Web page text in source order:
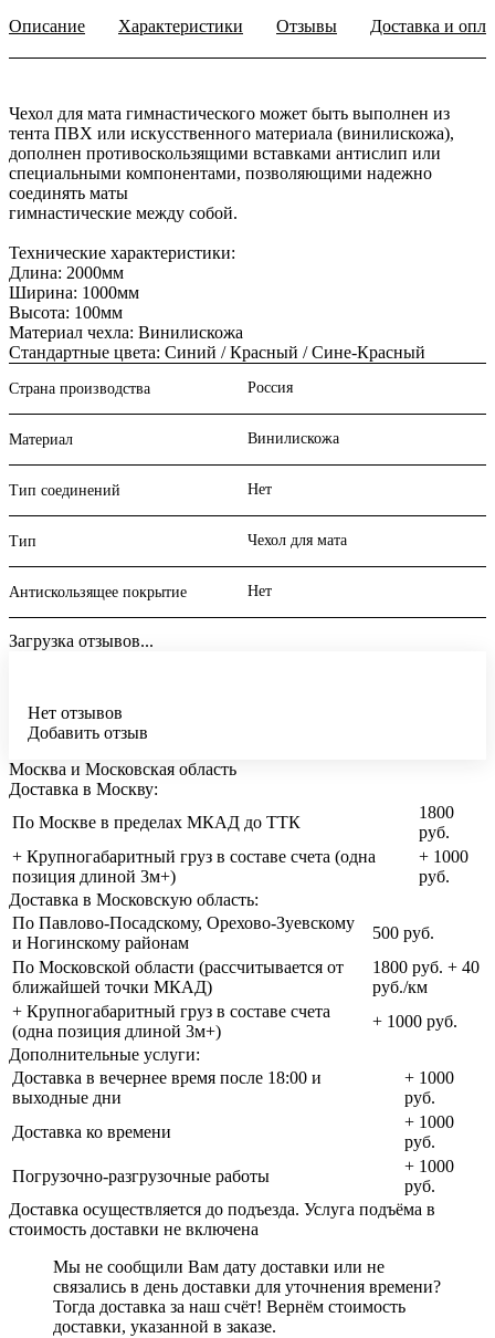
Описание Характеристики Отзывы Доставка и
Чехол для мата гимнастического может быть выполнен из
тента ПВХ или искусственного материала (винилискожа),
дополнен противоскользящими вставками антислип или
специальными компонентами, позволяющими надежно
соединять маты
гимнастические между собой.
Технические характеристики:
Длина: 2000мм
Ширина: 1000мм
Высота: 100мм
Материал чехла: Винилискожа
Стандартные цвета: Синий / Красный / Сине-Красный
Страна производства Россия
Материал Винилискожа
Тип соединений Нет
Тип Чехол для мата
Антискользящее покрытие Нет
Загрузка отзывов...
Нет отзывов
Добавить отзыв
Москва и Московская область
Доставка в Москву:
По Москве в пределах МКАД до ТТК
1800
руб.
+ Крупногабаритный груз в составе счета (одна
позиция длиной 3м+)
+ 1000
руб.
Доставка в Московскую область:
По Павлово-Посадскому, Орехово-Зуевскому
и Ногинскому районам
500 руб.
По Московской области (рассчитывается от
ближайшей точки МКАД)
1800 руб. + 40
руб./км
+ Крупногабаритный груз в составе счета
(одна позиция длиной 3м+)
+ 1000 руб.
Дополнительные услуги:
Доставка в вечернее время после 18:00 и
выходные дни
+ 1000
руб.
Доставка ко времени
+ 1000
руб.
Погрузочно-разгрузочные работы
+ 1000
руб.
Доставка осуществляется до подъезда. Услуга подъёма в
стоимость доставки не включена
Мы не сообщили Вам дату доставки или не
связались в день доставки для уточнения времени?
Тогда доставка за наш счёт! Вернём стоимость
доставки, указанной в заказе.